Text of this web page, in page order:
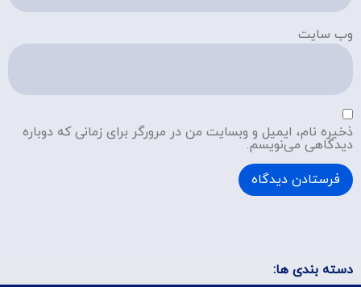
وب‌ سایت
ذخیره نام، ایمیل و وبسایت من در مرورگر برای زمانی که دوباره
دیدگاهی می‌نویسم.
دسته بندی ها: